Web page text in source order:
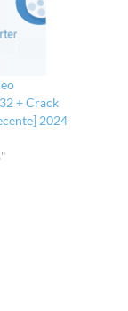
+ Crack
2024